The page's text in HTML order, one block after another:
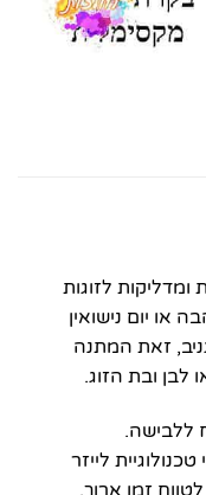
לזוגות
או יום נישואין
זאת המתנה
לבן ובת הזוג.
ללבישה.
לייזר
זמן ארוך.